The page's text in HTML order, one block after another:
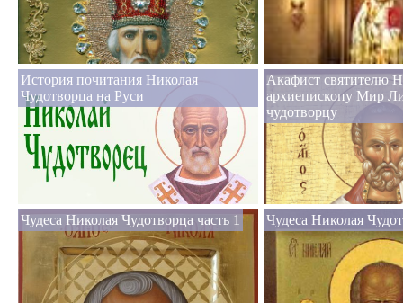
История почитания Николая
Чудотворца на Руси
Акафист святителю
архиепископу Мир
чудотворцу
Чудеса Николая Чудотворца часть 1 Чудеса Николая